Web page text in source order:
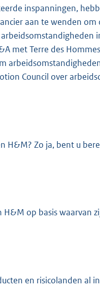
inspanningen,
aan te wenden om
met Terre des
Council over
H&M? Zo ja, bent u
op basis waarvan
en risicolanden al